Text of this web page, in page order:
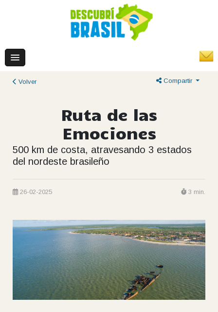
Volver Compartir
Ruta de las
Emociones
500 km de costa, atravesando 3 estados
del nordeste brasileño
26-02-2025 3 min.